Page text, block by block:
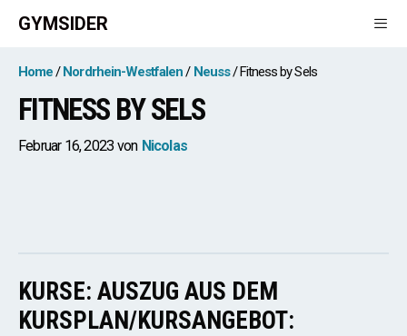
Zum
Inhalt
springen
GYMSIDER
Home Nordrhein-Westfalen Neuss Fitness by Sels
FITNESS BY SELS
Februar 16, 2023 von Nicolas
KURSE: AUSZUG AUS DEM
KURSPLAN/KURSANGEBOT: